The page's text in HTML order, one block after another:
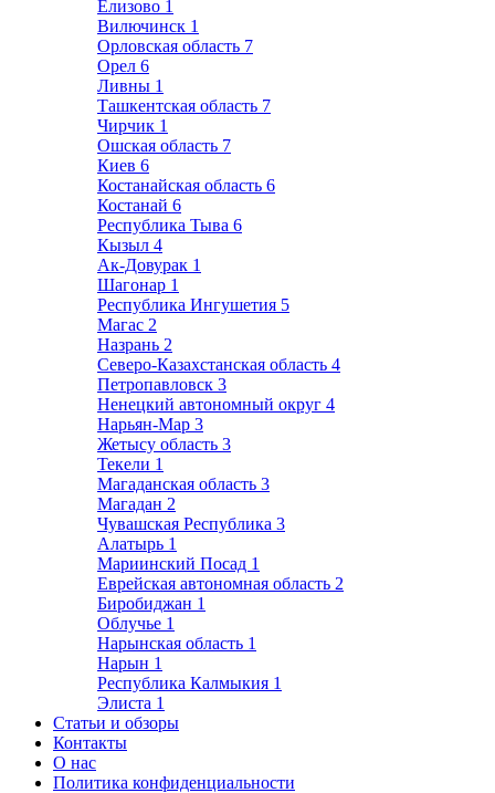
Елизово 1
Вилючинск 1
Орловская область 7
Орел 6
Ливны 1
Ташкентская область 7
Чирчик 1
Ошская область 7
Киев 6
Костанайская область 6
Костанай 6
Республика Тыва 6
Кызыл 4
Ак-Довурак 1
Шагонар 1
Республика Ингушетия 5
Магас 2
Назрань 2
Северо-Казахстанская область 4
Петропавловск 3
Ненецкий автономный округ 4
Нарьян-Мар 3
Жетысу область 3
Текели 1
Магаданская область 3
Магадан 2
Чувашская Республика 3
Алатырь 1
Мариинский Посад 1
Еврейская автономная область 2
Биробиджан 1
Облучье 1
Нарынская область 1
Нарын 1
Республика Калмыкия 1
Элиста 1
Статьи и обзоры
Контакты
О нас
Политика конфиденциальности